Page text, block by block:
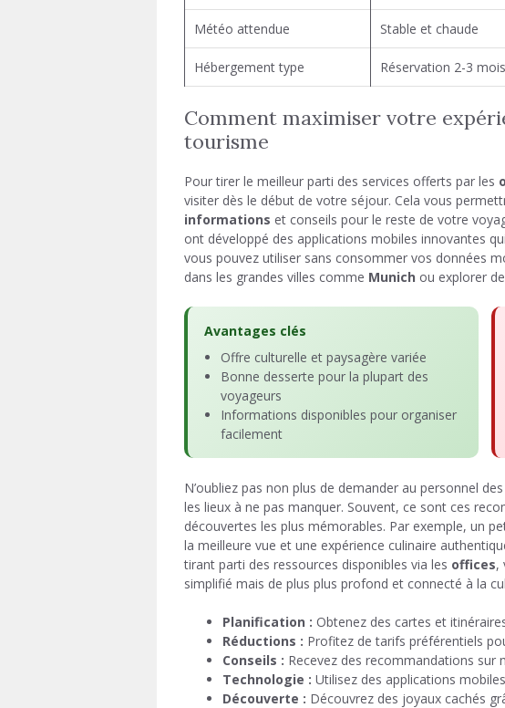
Météo attendue Stable et chaude
Hébergement type Réservation 2-3
Comment maximiser votre
tourisme
Pour tirer le meilleur parti des services offerts par les
visiter dès le début de votre séjour. Cela vous
informations et conseils pour le reste de votre
ont développé des applications mobiles innovantes
vous pouvez utiliser sans consommer vos données
dans les grandes villes comme Munich ou explorer
Avantages clés
Offre culturelle et paysagère variée
Bonne desserte pour la plupart des
voyageurs
Informations disponibles pour organiser
facilement
N’oubliez pas non plus de demander au personnel
les lieux à ne pas manquer. Souvent, ce sont ces
découvertes les plus mémorables. Par exemple, un
la meilleure vue et une expérience culinaire
tirant parti des ressources disponibles via les offices,
simplifié mais de plus plus profond et connecté à la
Planification : Obtenez des cartes et
Réductions : Profitez de tarifs préférentiels
Conseils : Recevez des recommandations sur
Technologie : Utilisez des applications
Découverte : Découvrez des joyaux cachés